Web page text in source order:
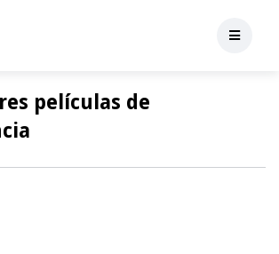
películas de